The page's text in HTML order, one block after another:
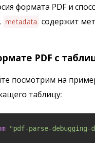
формата PDF и
metadata содержит
PDF с
посмотрим на
таблицу:
"pdf-parse-debugging-